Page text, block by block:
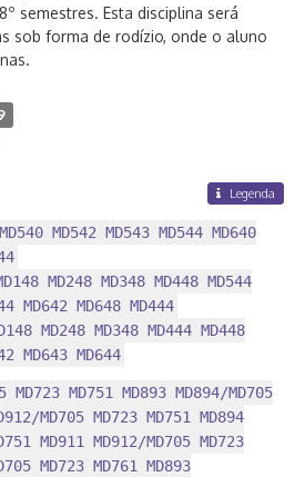
semestres. Esta disciplina será
sob forma de rodízio, onde o aluno
Legenda
MD540 MD542 MD543 MD544 MD640
MD248 MD348 MD448 MD544
MD642 MD648 MD444
MD248 MD348 MD444 MD448
MD643 MD644
MD723 MD751 MD893 MD894/MD705
MD705 MD723 MD751 MD894
MD911 MD912/MD705 MD723
MD723 MD761 MD893